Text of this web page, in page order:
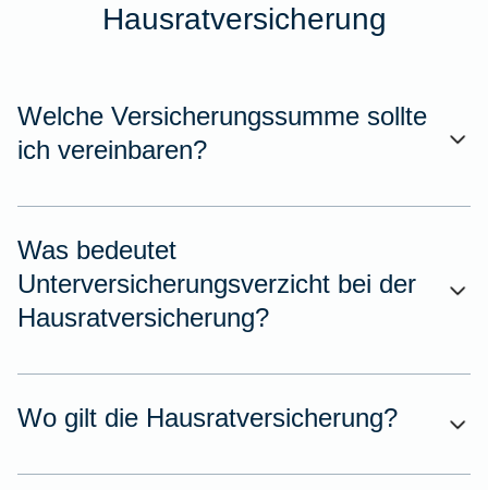
Hausratversicherung
Welche Versicherungssumme sollte
ich vereinbaren?
Was bedeutet
Unterversicherungsverzicht bei der
Hausratversicherung?
Wo gilt die Hausratversicherung?